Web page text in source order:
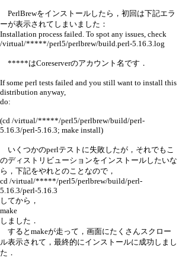
PerlBrewをインストールしたら，初回は下記エラ
ーが表示されてしまいました：
Installation process failed. To spot any issues, check
/virtual/*****/perl5/perlbrew/build.perl-5.16.3.log
*****はCoreserverのアカウント名です．
If some perl tests failed and you still want to install this
distribution anyway,
do:
(cd /virtual/*****/perl5/perlbrew/build/perl-
5.16.3/perl-5.16.3; make install)
いくつかのperlテストに失敗したが，それでもこ
のディストリビューションをインストールしたいな
ら，下記をやれとのことなので，
cd /virtual/*****/perl5/perlbrew/build/perl-
5.16.3/perl-5.16.3
してから，
make
しました．
するとmakeが走って，画面にたくさんスクロー
ル表示されて，最終的にインストールに成功しまし
た．